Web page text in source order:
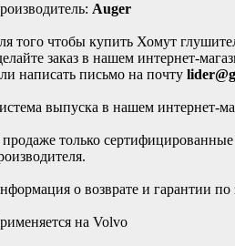
Auger
того чтобы купить Хомут
заказ в нашем интернет-
написать письмо на почту
выпуска в нашем интернет-
только
о возврате и гарантии по
на Volvo